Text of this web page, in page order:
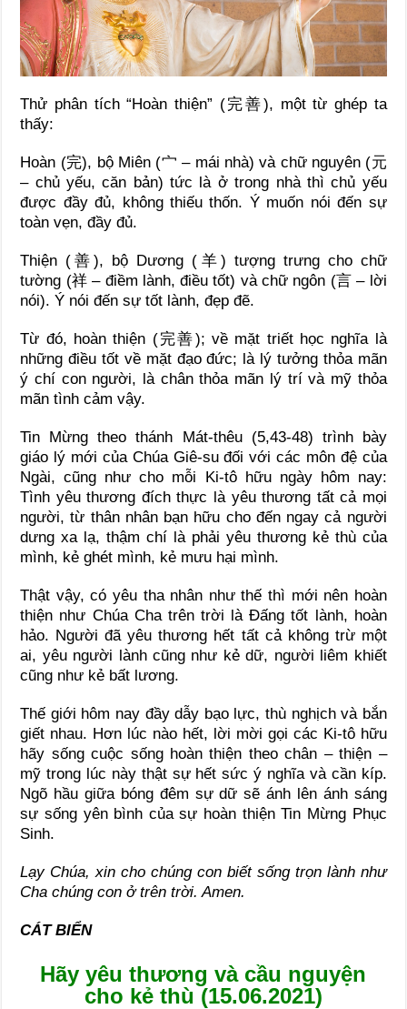
Thử phân tích “Hoàn thiện” (完善), một từ ghép ta
thấy:
Hoàn (完), bộ Miên (宀 – mái nhà) và chữ nguyên (元
– chủ yếu, căn bản) tức là ở trong nhà thì chủ yếu
được đầy đủ, không thiếu thốn. Ý muốn nói đến sự
toàn vẹn, đầy đủ.
Thiện (善), bộ Dương (羊) tượng trưng cho chữ
tường (祥 – điềm lành, điều tốt) và chữ ngôn (言 – lời
nói). Ý nói đến sự tốt lành, đẹp đẽ.
Từ đó, hoàn thiện (完善); về mặt triết học nghĩa là
những điều tốt về mặt đạo đức; là lý tưởng thỏa mãn
ý chí con người, là chân thỏa mãn lý trí và mỹ thỏa
mãn tình cảm vậy.
Tin Mừng theo thánh Mát-thêu (5,43-48) trình bày
giáo lý mới của Chúa Giê-su đối với các môn đệ của
Ngài, cũng như cho mỗi Ki-tô hữu ngày hôm nay:
Tình yêu thương đích thực là yêu thương tất cả mọi
người, từ thân nhân bạn hữu cho đến ngay cả người
dưng xa lạ, thậm chí là phải yêu thương kẻ thù của
mình, kẻ ghét mình, kẻ mưu hại mình.
Thật vậy, có yêu tha nhân như thế thì mới nên hoàn
thiện như Chúa Cha trên trời là Đấng tốt lành, hoàn
hảo. Người đã yêu thương hết tất cả không trừ một
ai, yêu người lành cũng như kẻ dữ, người liêm khiết
cũng như kẻ bất lương.
Thế giới hôm nay đầy dẫy bạo lực, thù nghịch và bắn
giết nhau. Hơn lúc nào hết, lời mời gọi các Ki-tô hữu
hãy sống cuộc sống hoàn thiện theo chân – thiện –
mỹ trong lúc này thật sự hết sức ý nghĩa và cần kíp.
Ngõ hầu giữa bóng đêm sự dữ sẽ ánh lên ánh sáng
sự sống yên bình của sự hoàn thiện Tin Mừng Phục
Sinh.
Lạy Chúa, xin cho chúng con biết sống trọn lành như
Cha chúng con ở trên trời. Amen.
CÁT BIỂN
Hãy yêu thương và cầu nguyện
cho kẻ thù (15.06.2021)